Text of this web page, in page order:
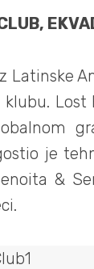
Latinske
Lost
je
&